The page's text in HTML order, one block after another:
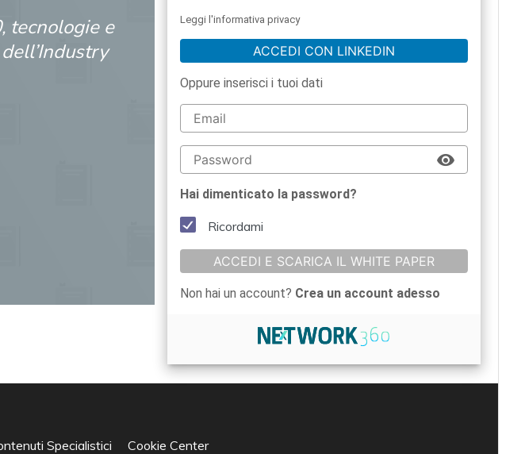
tecnologie e
Leggi l'informativa privacy
ACCEDI CON LINKEDIN
Oppure inserisci i tuoi dati
Hai dimenticato la password?
Ricordami
ACCEDI E SCARICA IL WHITE PAPER
Non hai un account? Crea un account adesso
Specialistici Cookie Center